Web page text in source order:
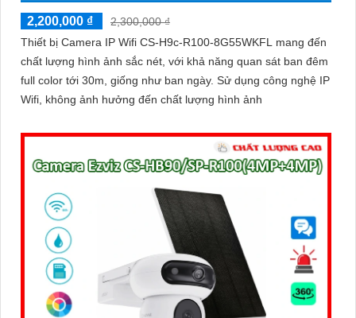
2,200,000 ₫
2,300,000 ₫
Thiết bị Camera IP Wifi CS-H9c-R100-8G55WKFL mang đến
chất lượng hình ảnh sắc nét, với khả năng quan sát ban đêm
full color tới 30m, giống như ban ngày. Sử dụng công nghệ IP
Wifi, không ảnh hưởng đến chất lượng hình ảnh